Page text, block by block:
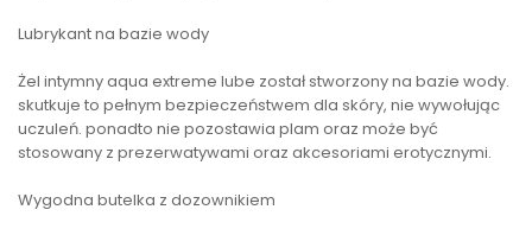
Lubrykant na bazie wody
Żel intymny aqua extreme lube został stworzony na bazie wody.
skutkuje to pełnym bezpieczeństwem dla skóry, nie wywołując
uczuleń. ponadto nie pozostawia plam oraz może być
stosowany z prezerwatywami oraz akcesoriami erotycznymi.
Wygodna butelka z dozownikiem